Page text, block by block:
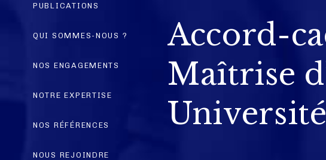
PUBLICATIONS
QUI SOMMES-NOUS ?
NOS ENGAGEMENTS
NOTRE EXPERTISE
NOS RÉFÉRENCES
NOUS REJOINDRE
Accord-
Maîtrise